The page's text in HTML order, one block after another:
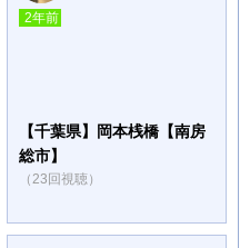
2年前
【千葉県】岡本桟橋【南房
総市】
（23回視聴）